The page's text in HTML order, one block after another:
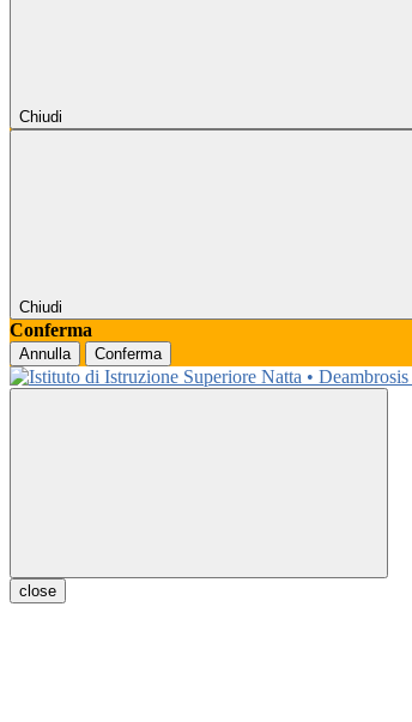
Chiudi
Chiudi
Conferma
Annulla Conferma
close